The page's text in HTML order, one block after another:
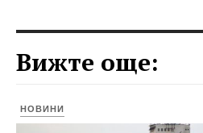
Вижте още:
НОВИНИ